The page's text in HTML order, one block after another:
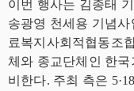
이번 행사는 김종태
송광영 천세용 기념
료복지사회적협동조
체와 종교단체인 한
비한다. 주최 측은